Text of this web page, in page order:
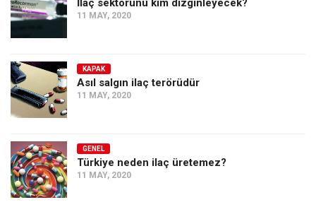
Dosyalar
11 MAY, 2020
KAPAK
Asıl salgın ilaç terörüdür
11 MAY, 2020
GENEL
Türkiye neden ilaç üretemez?
11 MAY, 2020